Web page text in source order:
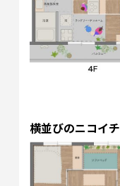
横並びのニコイチ